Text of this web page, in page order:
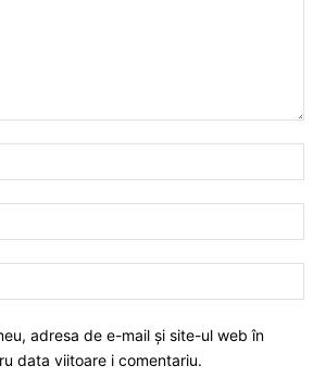
adresa de e-mail și site-ul web în
data viitoare i comentariu.